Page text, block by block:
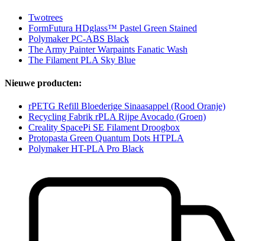
Twotrees
FormFutura HDglass™ Pastel Green Stained
Polymaker PC-ABS Black
The Army Painter Warpaints Fanatic Wash
The Filament PLA Sky Blue
Nieuwe producten:
rPETG Refill Bloederige Sinaasappel (Rood Oranje)
Recycling Fabrik rPLA Rijpe Avocado (Groen)
Creality SpacePi SE Filament Droogbox
Protopasta Green Quantum Dots HTPLA
Polymaker HT-PLA Pro Black